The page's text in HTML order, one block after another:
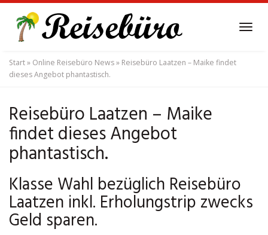
main
content
Start» Online Reisebüro News» Reisebüro Laatzen – Maike findet
dieses Angebot phantastisch.
Reisebüro Laatzen – Maike
findet dieses Angebot
phantastisch.
Klasse Wahl bezüglich Reisebüro
Laatzen inkl. Erholungstrip zwecks
Geld sparen.